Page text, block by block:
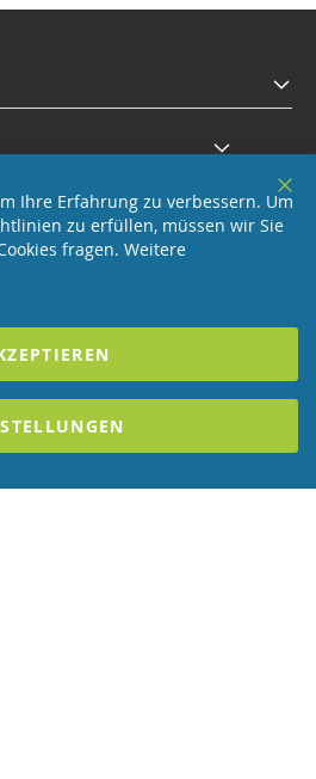
Ihre Erfahrung zu verbessern. Um
zu erfüllen, müssen wir Sie
fragen. Weitere